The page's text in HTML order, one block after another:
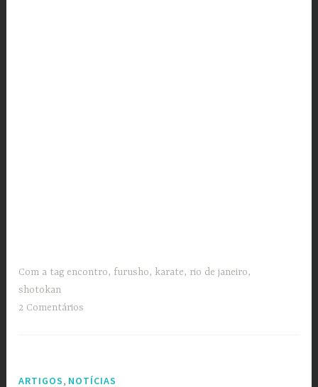
Com a tag encontro, furusho, karate, rio de janeiro,
shotokan
2 Comentários
ARTIGOS, NOTÍCIAS